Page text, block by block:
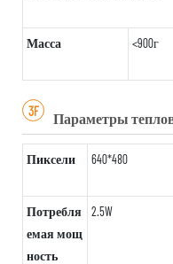
Масса <900г
3F Параметры
Пиксели 640*480
Потребля
емая мощ
ность
2.5W